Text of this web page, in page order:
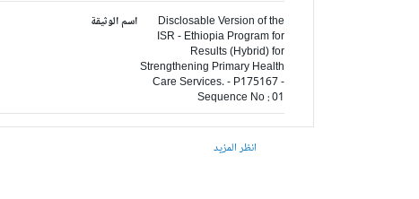
اسم الوثيقة
Disclosable Version of the
ISR - Ethiopia Program for
Results (Hybrid) for
Strengthening Primary Health
Care Services. - P175167 -
Sequence No : 01
انظر المزيد